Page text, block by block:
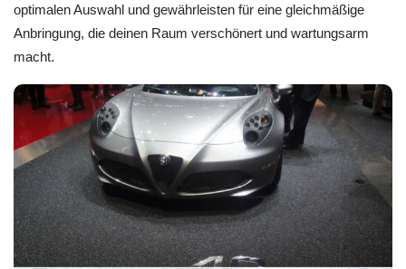
optimalen Auswahl und gewährleisten für eine gleichmäßige
Anbringung, die deinen Raum verschönert und wartungsarm
macht.